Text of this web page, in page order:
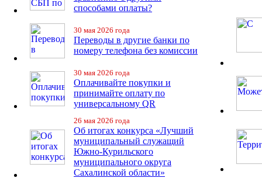
способами оплаты?
30 мая 2026 года
Переводы в другие банки по
номеру телефона без комиссии
30 мая 2026 года
Оплачивайте покупки и
принимайте оплату по
универсальному QR
26 мая 2026 года
Об итогах конкурса «Лучший
муниципальный служащий
Южно-Курильского
муниципального округа
Сахалинской области»